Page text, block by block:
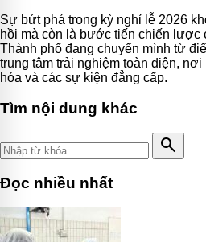
Sự bứt phá trong kỳ nghỉ lễ 2026
hồi mà còn là bước tiến chiến lược
Thành phố đang chuyển mình từ
trung tâm trải nghiệm toàn diện,
hóa và các sự kiện đẳng cấp.
Tìm nội dung khác
search
Đọc nhiều nhất